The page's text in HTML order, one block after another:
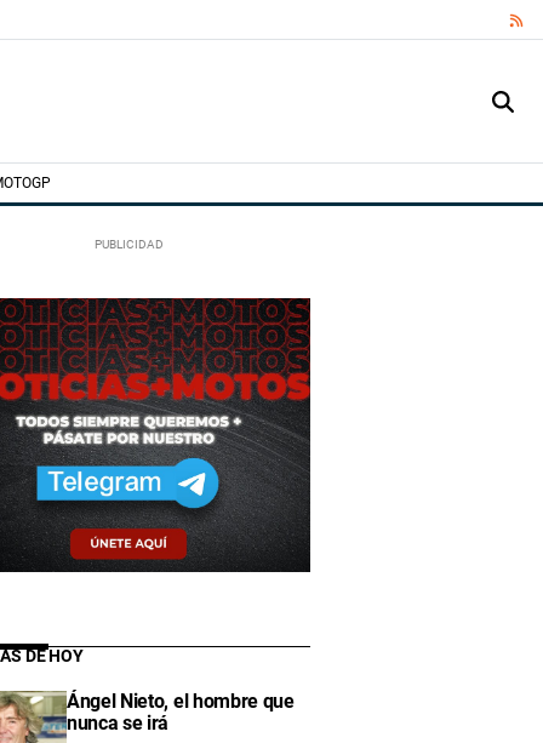
DE HOY
Ángel Nieto, el hombre que
nunca se irá